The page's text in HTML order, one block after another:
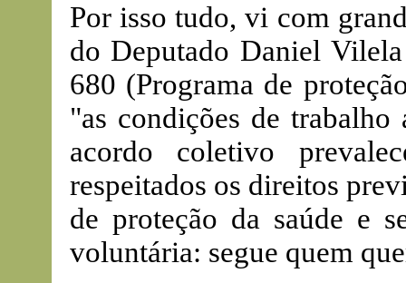
Por isso tudo, vi com
do Deputado Daniel
680 (Programa de
"as condições de trabalho
acordo coletivo
respeitados os direitos
de proteção da saúde e
voluntária: segue quem